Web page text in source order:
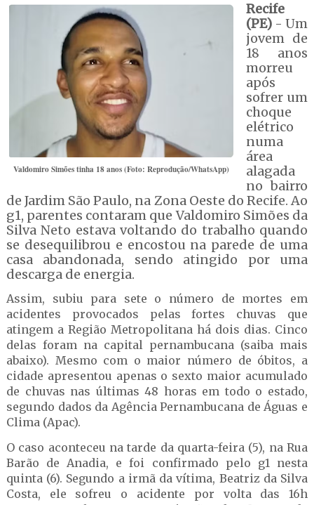
Valdomiro Simões tinha 18 anos (Foto: Reprodução/WhatsApp)
Recife
(PE)- Um
jovem de
18 anos
morreu
após
sofrer um
choque
elétrico
numa
área
alagada
no bairro
de Jardim São Paulo, na Zona Oeste do Recife. Ao
g1, parentes contaram que Valdomiro Simões da
Silva Neto estava voltando do trabalho quando
se desequilibrou e encostou na parede de uma
casa abandonada, sendo atingido por uma
descarga de energia.
Assim, subiu para sete o número de mortes em
acidentes provocados pelas fortes chuvas que
atingem a Região Metropolitana há dois dias. Cinco
delas foram na capital pernambucana (saiba mais
abaixo). Mesmo com o maior número de óbitos, a
cidade apresentou apenas o sexto maior acumulado
de chuvas nas últimas 48 horas em todo o estado,
segundo dados da Agência Pernambucana de Águas e
Clima (Apac).
O caso aconteceu na tarde da quarta-feira (5), na Rua
Barão de Anadia, e foi confirmado pelo g1 nesta
quinta (6). Segundo a irmã da vítima, Beatriz da Silva
Costa, ele sofreu o acidente por volta das 16h